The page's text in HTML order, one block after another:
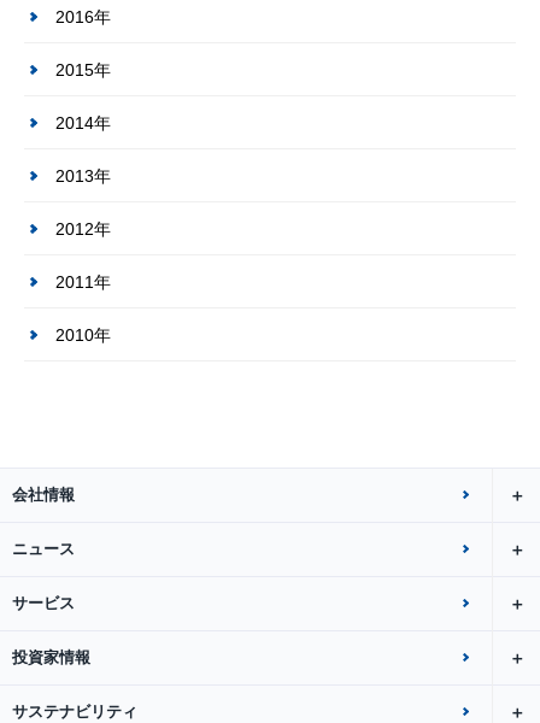
2016年
2015年
2014年
2013年
2012年
2011年
2010年
会社情報
ニュース
サービス
投資家情報
サステナビリティ